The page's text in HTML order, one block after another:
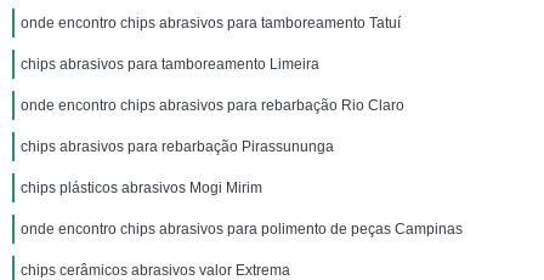
onde encontro chips abrasivos para tamboreamento Tatuí
chips abrasivos para tamboreamento Limeira
onde encontro chips abrasivos para rebarbação Rio Claro
chips abrasivos para rebarbação Pirassununga
chips plásticos abrasivos Mogi Mirim
onde encontro chips abrasivos para polimento de peças Campinas
chips cerâmicos abrasivos valor Extrema